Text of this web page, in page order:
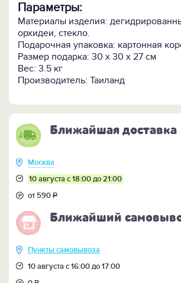
Параметры:
Материалы изделия:
орхидеи, стекло.
Подарочная упаковка: картонная
Размер подарка: 30 x 30 x 27 см
Вес: 3.5 кг
Производитель: Таиланд
Ближайшая доставка
Москва
10 августа с 18:00 до 21:00
от 590Р
Ближайший
Пункты самовывоза
10 августа с 16:00 до 17:00